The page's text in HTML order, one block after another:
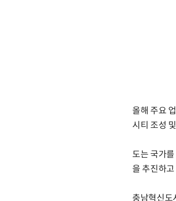
올해 주요
시티 조성
도는 국가
을 추진하
충남혁신도